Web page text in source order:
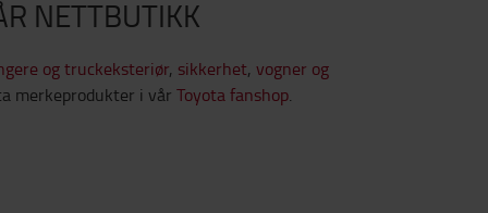
NETTBUTIKK
og truckeksteriør, sikkerhet, vogner og
merkeprodukter i vår Toyota fanshop.